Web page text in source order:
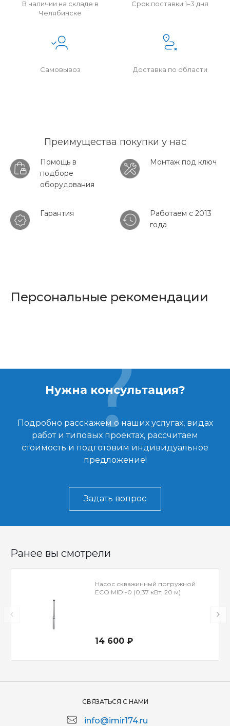
В наличии на складе в
Челябинске
Срок поставки 1–3 дня
Самовывоз Доставка по области
Преимущества покупки у нас
Помощь в
подборе
оборудования
Монтаж под ключ
Гарантия
Работаем с 2013
года
Персональные рекомендации
Нужна консультация?
Подробно расскажем о наших услугах, видах
работ и типовых проектах, рассчитаем
стоимость и подготовим индивидуальное
предложение!
Задать вопрос
Ранее вы смотрели
Насос скважинный погружной
ECO MIDI-0 (0,37 кВт, 20 м)
14 600 ₽
СВЯЗАТЬСЯ С НАМИ
info@imir174.ru